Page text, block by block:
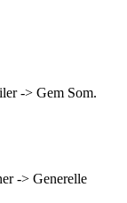
-> Gem Som.
-> Generelle